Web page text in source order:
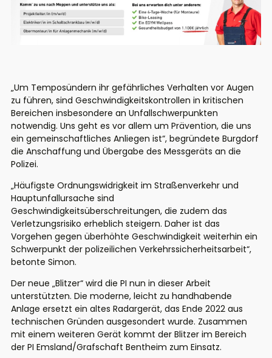
„Um Temposündern ihr gefährliches Verhalten vor Augen
zu führen, sind Geschwindigkeitskontrollen in kritischen
Bereichen insbesondere an Unfallschwerpunkten
notwendig. Uns geht es vor allem um Prävention, die uns
ein gemeinschaftliches Anliegen ist“, begründete Burgdorf
die Anschaffung und Übergabe des Messgeräts an die
Polizei.
„Häufigste Ordnungswidrigkeit im Straßenverkehr und
Hauptunfallursache sind
Geschwindigkeitsüberschreitungen, die zudem das
Verletzungsrisiko erheblich steigern. Daher ist das
Vorgehen gegen überhöhte Geschwindigkeit weiterhin ein
Schwerpunkt der polizeilichen Verkehrssicherheitsarbeit“,
betonte Simon.
Der neue „Blitzer“ wird die PI nun in dieser Arbeit
unterstützten. Die moderne, leicht zu handhabende
Anlage ersetzt ein altes Radargerät, das Ende 2022 aus
technischen Gründen ausgesondert wurde. Zusammen
mit einem weiteren Gerät kommt der Blitzer im Bereich
der PI Emsland/Grafschaft Bentheim zum Einsatz.